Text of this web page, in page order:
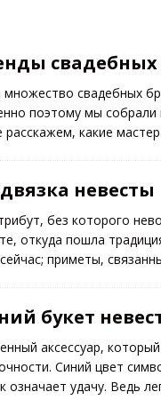
свадебных
свадебных
поэтому мы
расскажем, какие
невесты
без которого
откуда пошла
приметы,
букет
аксессуар,
Синий цвет
удачу. Ведь